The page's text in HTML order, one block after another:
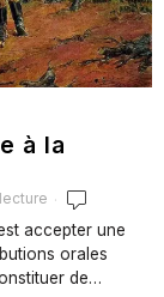
à la
accepter une
orales
de…